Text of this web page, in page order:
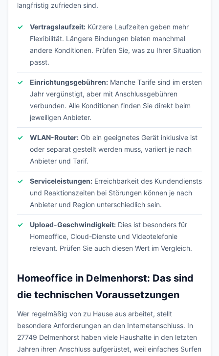
langfristig zufrieden sind.
Vertragslaufzeit: Kürzere Laufzeiten geben mehr
Flexibilität. Längere Bindungen bieten manchmal
andere Konditionen. Prüfen Sie, was zu Ihrer Situation
passt.
Einrichtungsgebühren: Manche Tarife sind im ersten
Jahr vergünstigt, aber mit Anschlussgebühren
verbunden. Alle Konditionen finden Sie direkt beim
jeweiligen Anbieter.
WLAN-Router: Ob ein geeignetes Gerät inklusive ist
oder separat gestellt werden muss, variiert je nach
Anbieter und Tarif.
Serviceleistungen: Erreichbarkeit des Kundendiensts
und Reaktionszeiten bei Störungen können je nach
Anbieter und Region unterschiedlich sein.
Upload-Geschwindigkeit: Dies ist besonders für
Homeoffice, Cloud-Dienste und Videotelefonie
relevant. Prüfen Sie auch diesen Wert im Vergleich.
Homeoffice in Delmenhorst: Das sind
die technischen Voraussetzungen
Wer regelmäßig von zu Hause aus arbeitet, stellt
besondere Anforderungen an den Internetanschluss. In
27749 Delmenhorst haben viele Haushalte in den letzten
Jahren ihren Anschluss aufgerüstet, weil einfaches Surfen